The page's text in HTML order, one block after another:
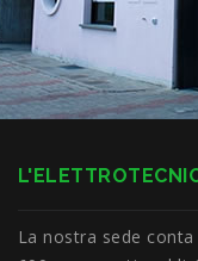
La nostra sede